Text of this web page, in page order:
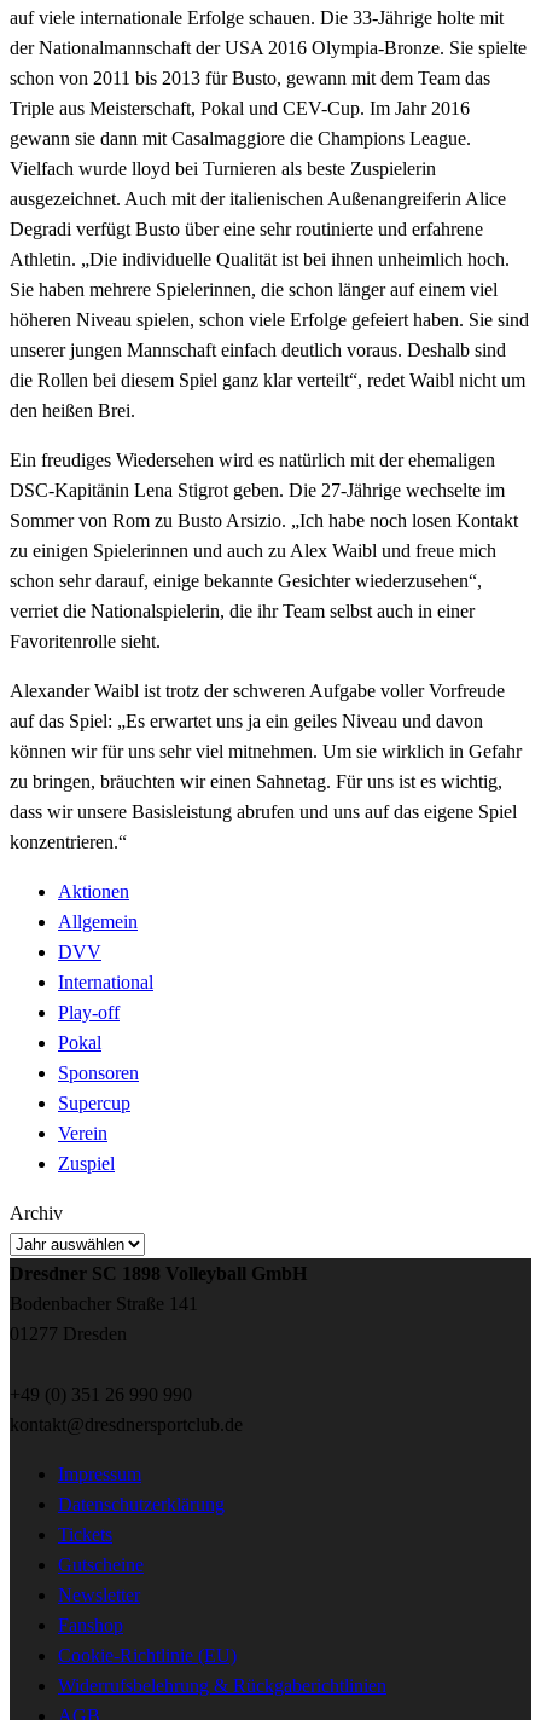
auf viele internationale Erfolge schauen. Die 33-Jährige holte mit
der Nationalmannschaft der USA 2016 Olympia-Bronze. Sie spielte
schon von 2011 bis 2013 für Busto, gewann mit dem Team das
Triple aus Meisterschaft, Pokal und CEV-Cup. Im Jahr 2016
gewann sie dann mit Casalmaggiore die Champions League.
Vielfach wurde lloyd bei Turnieren als beste Zuspielerin
ausgezeichnet. Auch mit der italienischen Außenangreiferin Alice
Degradi verfügt Busto über eine sehr routinierte und erfahrene
Athletin. „Die individuelle Qualität ist bei ihnen unheimlich hoch.
Sie haben mehrere Spielerinnen, die schon länger auf einem viel
höheren Niveau spielen, schon viele Erfolge gefeiert haben. Sie sind
unserer jungen Mannschaft einfach deutlich voraus. Deshalb sind
die Rollen bei diesem Spiel ganz klar verteilt“, redet Waibl nicht um
den heißen Brei.
Ein freudiges Wiedersehen wird es natürlich mit der ehemaligen
DSC-Kapitänin Lena Stigrot geben. Die 27-Jährige wechselte im
Sommer von Rom zu Busto Arsizio. „Ich habe noch losen Kontakt
zu einigen Spielerinnen und auch zu Alex Waibl und freue mich
schon sehr darauf, einige bekannte Gesichter wiederzusehen“,
verriet die Nationalspielerin, die ihr Team selbst auch in einer
Favoritenrolle sieht.
Alexander Waibl ist trotz der schweren Aufgabe voller Vorfreude
auf das Spiel: „Es erwartet uns ja ein geiles Niveau und davon
können wir für uns sehr viel mitnehmen. Um sie wirklich in Gefahr
zu bringen, bräuchten wir einen Sahnetag. Für uns ist es wichtig,
dass wir unsere Basisleistung abrufen und uns auf das eigene Spiel
konzentrieren.“
Aktionen
Allgemein
DVV
International
Play-off
Pokal
Sponsoren
Supercup
Verein
Zuspiel
Archiv
Dresdner SC 1898 Volleyball GmbH
Bodenbacher Straße 141
01277 Dresden
+49 (0) 351 26 990 990
kontakt@dresdnersportclub.de
Impressum
Datenschutzerklärung
Tickets
Gutscheine
Newsletter
Fanshop
Cookie-Richtlinie (EU)
Widerrufsbelehrung & Rückgaberichtlinien